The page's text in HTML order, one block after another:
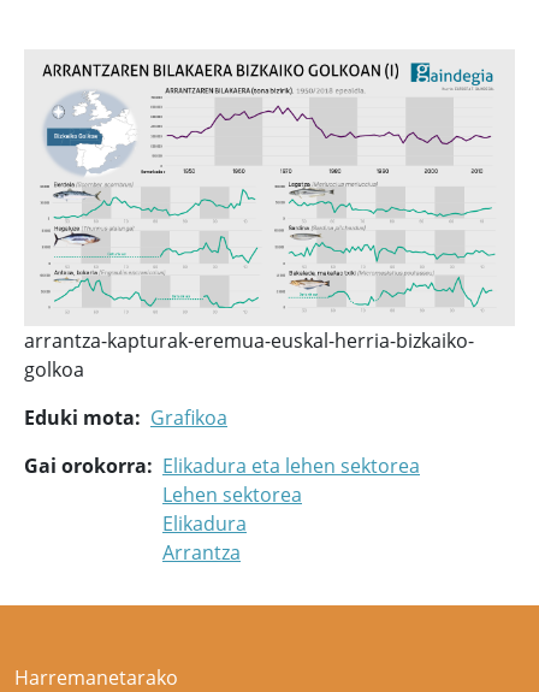
arrantza-kapturak-eremua-euskal-herria-bizkaiko-
golkoa
Eduki mota
Grafikoa
Gai orokorra
Elikadura eta lehen sektorea
Lehen sektorea
Elikadura
Arrantza
Harremanetarako